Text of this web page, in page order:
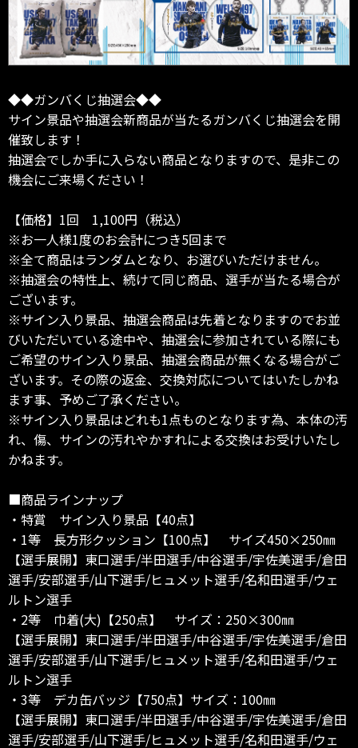
◆◆ガンバくじ抽選会◆◆
サイン景品や抽選会新商品が当たるガンバくじ抽選会を開
催致します！
抽選会でしか手に入らない商品となりますので、是非この
機会にご来場ください！
【価格】1回 1,100円（税込）
※お一人様1度のお会計につき5回まで
※全て商品はランダムとなり、お選びいただけません。
※抽選会の特性上、続けて同じ商品、選手が当たる場合が
ございます。
※サイン入り景品、抽選会商品は先着となりますのでお並
びいただいている途中や、抽選会に参加されている際にも
ご希望のサイン入り景品、抽選会商品が無くなる場合がご
ざいます。その際の返金、交換対応についてはいたしかね
ます事、予めご了承ください。
※サイン入り景品はどれも1点ものとなります為、本体の汚
れ、傷、サインの汚れやかすれによる交換はお受けいたし
かねます。
■商品ラインナップ
・特賞 サイン入り景品【40点】
・1等 長方形クッション【100点】 サイズ450×250㎜
【選手展開】東口選手/半田選手/中谷選手/宇佐美選手/倉田
選手/安部選手/山下選手/ヒュメット選手/名和田選手/ウェ
ルトン選手
・2等 巾着(大)【250点】 サイズ：250×300㎜
【選手展開】東口選手/半田選手/中谷選手/宇佐美選手/倉田
選手/安部選手/山下選手/ヒュメット選手/名和田選手/ウェ
ルトン選手
・3等 デカ缶バッジ【750点】サイズ：100㎜
【選手展開】東口選手/半田選手/中谷選手/宇佐美選手/倉田
選手/安部選手/山下選手/ヒュメット選手/名和田選手/ウェ